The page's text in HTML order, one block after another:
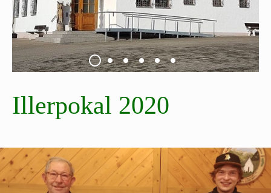
Illerpokal 2020